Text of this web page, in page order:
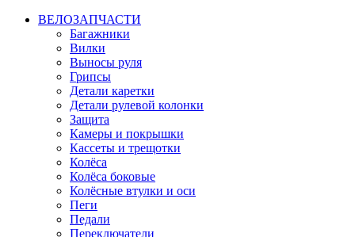
ВЕЛОЗАПЧАСТИ
Багажники
Вилки
Выносы руля
Грипсы
Детали каретки
Детали рулевой колонки
Защита
Камеры и покрышки
Кассеты и трещотки
Колёса
Колёса боковые
Колёсные втулки и оси
Пеги
Педали
Переключатели